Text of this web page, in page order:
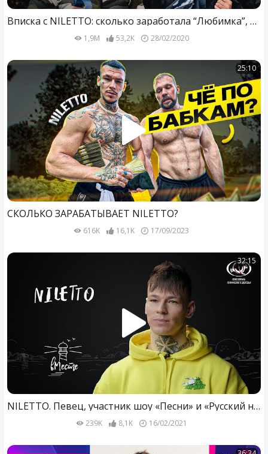
Вписка с NILETTO: сколько заработала “Любимка”, его дом, размотал Васю и Колю в зале
1,9M 53,2K 28/02/2020
25:10
СКОЛЬКО ЗАРАБАТЫВАЕТ NILETTO?
616K 16,1K 17/09/2023
32:15
NILETTO. Певец, участник шоу «Песни» и «Русский ниндзя» для проекта «вМесте»
239K 8,1K 16/02/2021